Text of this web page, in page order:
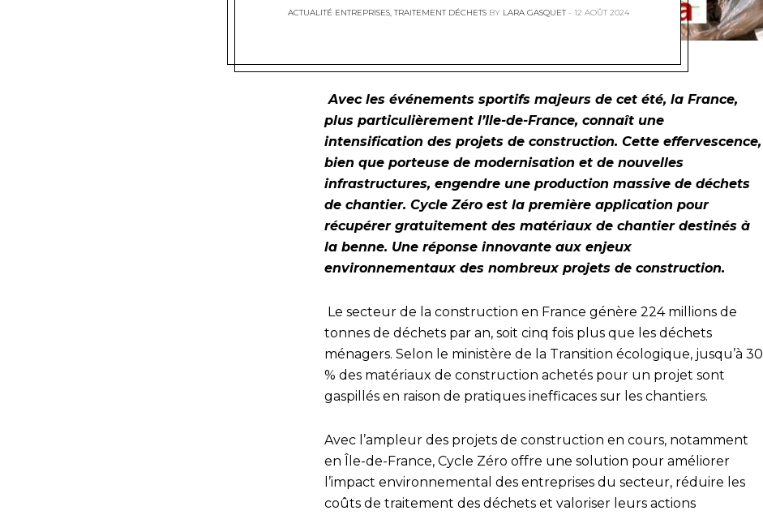
ACTUALITÉ ENTREPRISES,TRAITEMENT DÉCHETS BY LARA GASQUET 12 AOÛT 2024
Avec les événements sportifs majeurs de cet été, la France,
plus particulièrement l’Ile-de-France, connaît une
intensification des projets de construction. Cette effervescence,
bien que porteuse de modernisation et de nouvelles
infrastructures, engendre une production massive de déchets
de chantier. Cycle Zéro est la première application pour
récupérer gratuitement des matériaux de chantier destinés à
la benne. Une réponse innovante aux enjeux
environnementaux des nombreux projets de construction.
Le secteur de la construction en France génère 224 millions de
tonnes de déchets par an, soit cinq fois plus que les déchets
ménagers. Selon le ministère de la Transition écologique, jusqu’à 30
% des matériaux de construction achetés pour un projet sont
gaspillés en raison de pratiques inefficaces sur les chantiers.
Avec l’ampleur des projets de construction en cours, notamment
en Île-de-France, Cycle Zéro offre une solution pour améliorer
l’impact environnemental des entreprises du secteur, réduire les
coûts de traitement des déchets et valoriser leurs actions